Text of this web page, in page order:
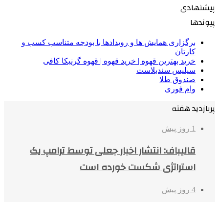
پیشنهادی
پیوندها
برگزاری همایش ها و رویدادها با بودجه متناسب کسب و
کارتان
خرید بهترین قهوه | خرید قهوه | قهوه گرنیکا کافی
سیلیس سندبلاست
صندوق طلا
وام فوری
پربازدید هفته
1 روز پیش
قالیباف: انتشار اخبار جعلی توسط ترامپ یک
استراتژی شکست خورده است
4 روز پیش